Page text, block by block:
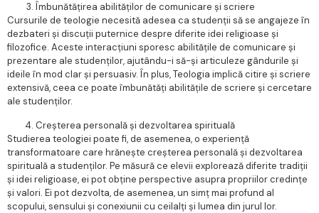
Îmbunătățirea abilităților de comunicare și scriere
Cursurile de teologie necesită adesea ca studenții să se angajeze în
dezbateri și discuții puternice despre diferite idei religioase și
filozofice. Aceste interacțiuni sporesc abilitățile de comunicare și
prezentare ale studenților, ajutându-i să-și articuleze gândurile și
ideile în mod clar și persuasiv. În plus, Teologia implică citire și scriere
extensivă, ceea ce poate îmbunătăți abilitățile de scriere și cercetare
ale studenților.
Creșterea personală și dezvoltarea spirituală
Studierea teologiei poate fi, de asemenea, o experiență
transformatoare care hrănește creșterea personală și dezvoltarea
spirituală a studenților. Pe măsură ce elevii explorează diferite tradiții
și idei religioase, ei pot obține perspective asupra propriilor credințe
și valori. Ei pot dezvolta, de asemenea, un simț mai profund al
scopului, sensului și conexiunii cu ceilalți și lumea din jurul lor.